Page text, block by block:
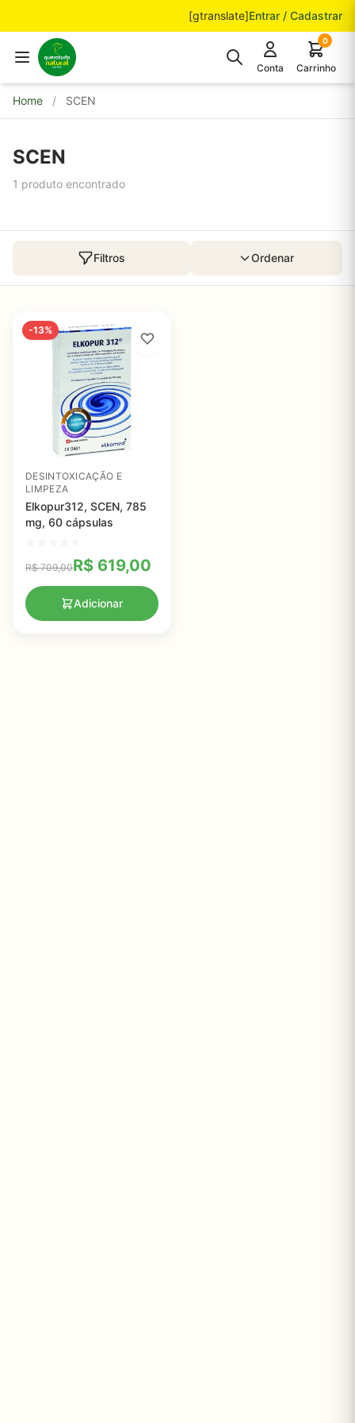
[gtranslate]Entrar / Cadastrar
Conta
0
Carrinho
Home / SCEN
SCEN
1 produto encontrado
Filtros Ordenar
-13%
DESINTOXICAÇÃO E
LIMPEZA
Elkopur312, SCEN, 785
mg, 60 cápsulas
R$709,00R$ 619,00
Adicionar